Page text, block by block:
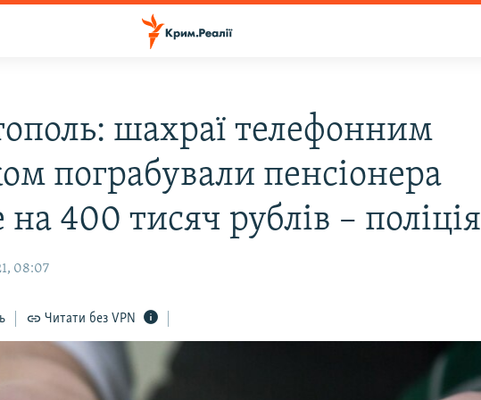
шахраї телефонним
пограбували пенсіонера
400 тисяч рублів – поліція
08:07
Читати без VPN